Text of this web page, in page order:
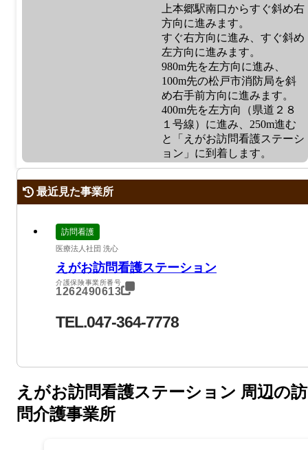
上本郷駅南口からすぐ斜め右
方向に進みます。
すぐ右方向に進み、すぐ斜め
左方向に進みます。
980m先を左方向に進み、
100m先の松戸市消防局を斜
め右手前方向に進みます。
400m先を左方向（県道２８
１号線）に進み、250m進む
と「えがお訪問看護ステーシ
ョン」に到着します。
最近見た事業所
訪問看護
医療法人社団 洗心
えがお訪問看護ステーション
介護保険事業所番号
1262490613
TEL.047-364-7778
えがお訪問看護ステーション 周辺の訪
問介護事業所